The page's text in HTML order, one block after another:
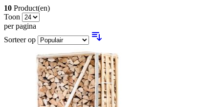
10 Product(en)
Toon
per pagina
Sorteer op